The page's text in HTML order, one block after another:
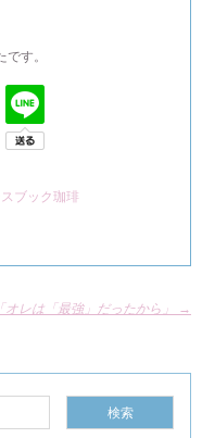
す。
ブック珈琲
「オレは「最強」だったから」 →